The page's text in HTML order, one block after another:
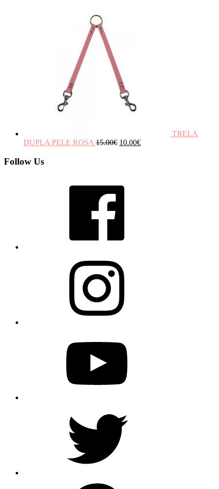
TRELA
DUPLA PELE ROSA 15.00€ 10.00€
Follow Us